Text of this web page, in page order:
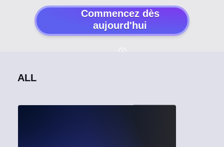
Commencez dès
aujourd'hui
ALL